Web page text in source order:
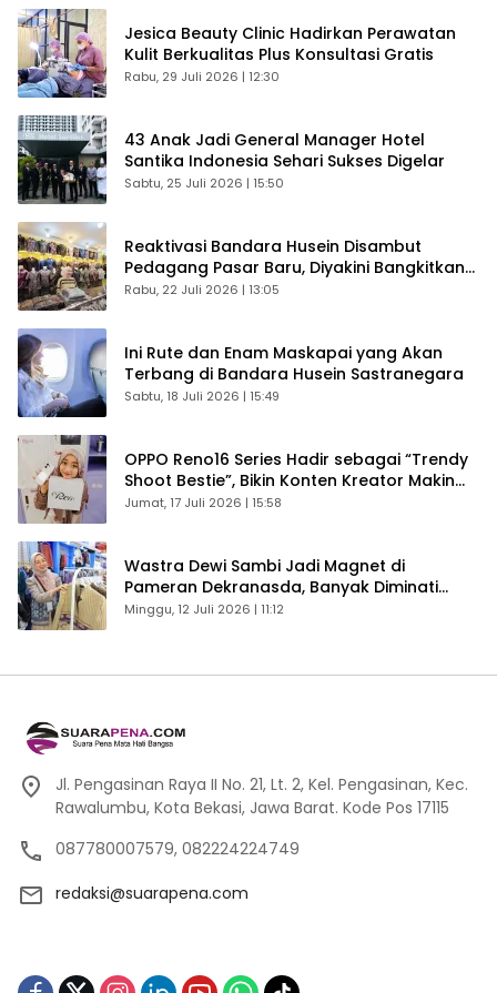
Jesica Beauty Clinic Hadirkan Perawatan
Kulit Berkualitas Plus Konsultasi Gratis
Rabu, 29 Juli 2026 | 12:30
43 Anak Jadi General Manager Hotel
Santika Indonesia Sehari Sukses Digelar
Sabtu, 25 Juli 2026 | 15:50
Reaktivasi Bandara Husein Disambut
Pedagang Pasar Baru, Diyakini Bangkitkan
Kembali Ekonomi Bandung
Rabu, 22 Juli 2026 | 13:05
Ini Rute dan Enam Maskapai yang Akan
Terbang di Bandara Husein Sastranegara
Sabtu, 18 Juli 2026 | 15:49
OPPO Reno16 Series Hadir sebagai “Trendy
Shoot Bestie”, Bikin Konten Kreator Makin
Betah
Jumat, 17 Juli 2026 | 15:58
Wastra Dewi Sambi Jadi Magnet di
Pameran Dekranasda, Banyak Diminati
Pengunjung
Minggu, 12 Juli 2026 | 11:12
Jl. Pengasinan Raya II No. 21, Lt. 2, Kel. Pengasinan, Kec.
Rawalumbu, Kota Bekasi, Jawa Barat. Kode Pos 17115
087780007579, 082224224749
redaksi@suarapena.com